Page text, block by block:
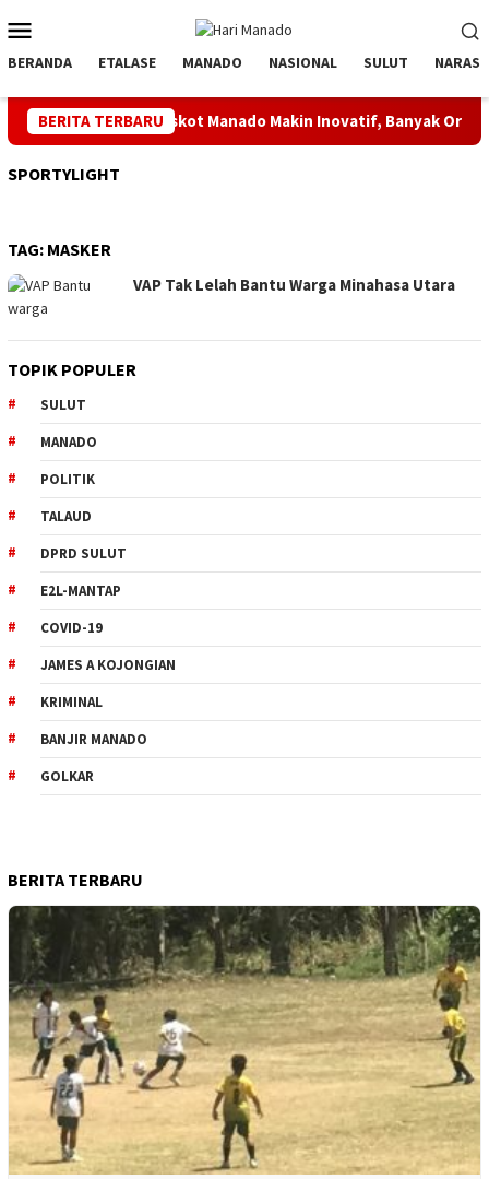
ke
kontenMobile
BERANDA ETALASE MANADO NASIONAL SULUT NARASI
BERITA TERBARU
4 Kata Ketua Askot Manado Makin Inovatif, Banyak Orbitkan
SPORTYLIGHT
TAG: MASKER
VAP Tak Lelah Bantu Warga Minahasa Utara
TOPIK POPULER
SULUT
MANADO
POLITIK
TALAUD
DPRD SULUT
E2L-MANTAP
COVID-19
JAMES A KOJONGIAN
KRIMINAL
BANJIR MANADO
GOLKAR
BERITA TERBARU